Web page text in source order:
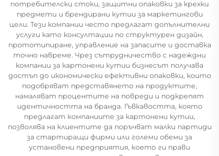
потребителски стоки, защитни опаковки за крехки
предмети и брендирани кутии за маркетингови
цели. Тези компании често предлагат допълнителни
услуги като консултации по структурен дизайн,
прототипиране, управление на запасите и доставка
точно навреме. Чрез сътрудничество с надеждни
компании за картонени кутии бизнесът получава
достъп до икономически ефективни опаковки, които
подобряват представянето на продуктите,
намаляват процентите на повреди и подкрепят
идентичността на бранда. Гъвкавостта, която
предлагат компаниите за картонени кутии,
позволява на клиентите да поръчват малки партиди
за стартиращи фирми или големи обеми за
установени предприятия, което ги прави